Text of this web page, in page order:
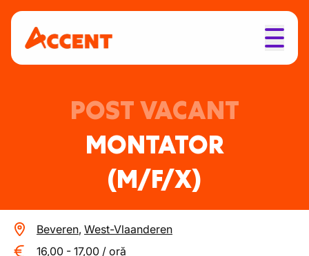
POST VACANT
MONTATOR
(M/F/X)
Beveren, West-Vlaanderen
16,00 - 17,00 / oră